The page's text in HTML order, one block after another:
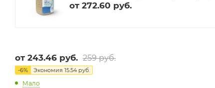
от 272.60 руб.
от 243.46 руб. 259 руб.
-6% Экономия 15.54 руб.
Мало